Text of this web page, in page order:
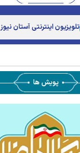
تلویزیون اینترنتی آستان نیوز
پویش ها